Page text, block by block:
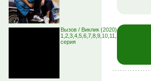
Вызов / Виклик (2020) Сериал
1,2,3,4,5,6,7,8,9,10,11,12,13,14,15,16
серия